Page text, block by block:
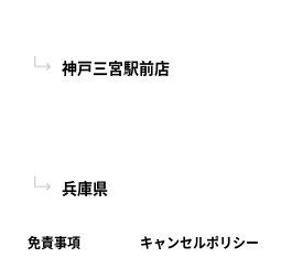
ユーザーの利用をお断りす
、氏名や住所など個人を特
利用する目的
合わせに対応するため
や代金の請求に関する情
ーに対してサービスを提供
なる情報や、ユーザーの
連絡先情報などを利用する
、あらかじめご了承くだ
において、修理完了日（当
修理依頼品をお客様に引
の他の修理対応)に修理依頼
神戸三宮駅前店
兵庫県
免責事項
キャンセルポリシー